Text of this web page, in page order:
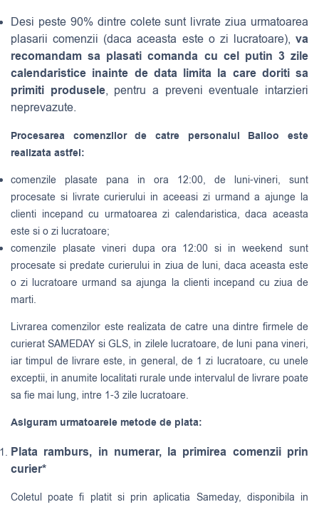
Desi peste 90% dintre colete sunt livrate ziua urmatoarea
plasarii comenzii (daca aceasta este o zi lucratoare), va
recomandam sa plasati comanda cu cel putin 3 zile
calendaristice inainte de data limita la care doriti sa
primiti produsele, pentru a preveni eventuale intarzieri
neprevazute.
Procesarea comenzilor de catre personalul Balloo este
realizata astfel:
comenzile plasate pana in ora 12:00, de luni-vineri, sunt
procesate si livrate curierului in aceeasi zi urmand a ajunge la
clienti incepand cu urmatoarea zi calendaristica, daca aceasta
este si o zi lucratoare;
comenzile plasate vineri dupa ora 12:00 si in weekend sunt
procesate si predate curierului in ziua de luni, daca aceasta este
o zi lucratoare urmand sa ajunga la clienti incepand cu ziua de
marti.
Livrarea comenzilor este realizata de catre una dintre firmele de
curieratSAMEDAY si GLS, in zilele lucratoare, de luni pana vineri,
iar timpul de livrare este, in general, de 1 zi lucratoare, cu unele
exceptii, in anumite localitati rurale unde intervalul de livrare poate
sa fie mai lung, intre 1-3 zile lucratoare.
Asiguram urmatoarele metode de plata:
Plata ramburs, in numerar, la primirea comenzii prin
curier*
Coletul poate fi platit si prin aplicatia Sameday, disponibila in